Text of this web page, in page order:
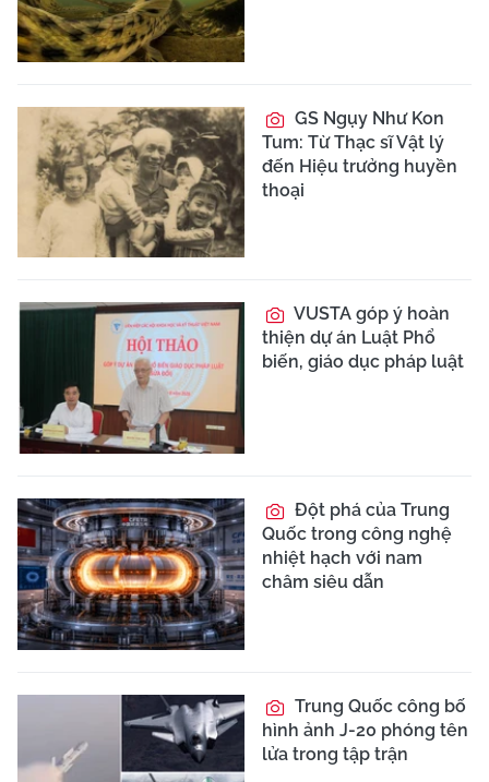
GS Ngụy Như Kon
Tum: Từ Thạc sĩ Vật lý
đến Hiệu trưởng huyền
thoại
VUSTA góp ý hoàn
thiện dự án Luật Phổ
biến, giáo dục pháp luật
Đột phá của Trung
Quốc trong công nghệ
nhiệt hạch với nam
châm siêu dẫn
Trung Quốc công bố
hình ảnh J-20 phóng tên
lửa trong tập trận